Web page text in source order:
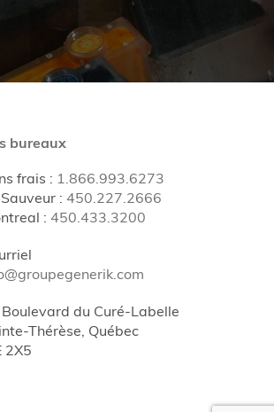
bureaux
frais : 1.866.993.6273
: 450.227.2666
: 450.433.3200
du Curé-Labelle
Thérèse, Québec
2X5